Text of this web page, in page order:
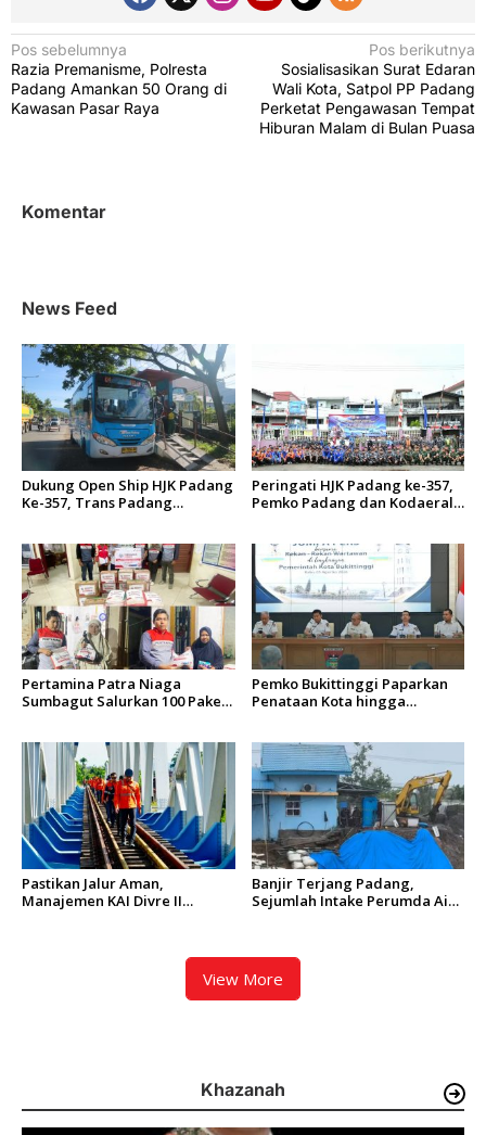
N
a
v
a
p
s
Pos sebelumnya
Razia Premanisme, Polresta
Padang Amankan 50 Orang di
Kawasan Pasar Raya
Pos berikutnya
Sosialisasikan Surat Edaran
Wali Kota, Satpol PP Padang
Perketat Pengawasan Tempat
Hiburan Malam di Bulan Puasa
Komentar
News Feed
Dukung Open Ship HJK Padang
Ke-357, Trans Padang
Peringati HJK Padang ke-357,
Pemko Padang dan Kodaeral
Pertamina Patra Niaga
Sumbagut Salurkan 100 Paket
Pemko Bukittinggi Paparkan
Penataan Kota hingga
Pastikan Jalur Aman,
Manajemen KAI Divre II
Banjir Terjang Padang,
Sejumlah Intake Perumda Air
View More
Khazanah